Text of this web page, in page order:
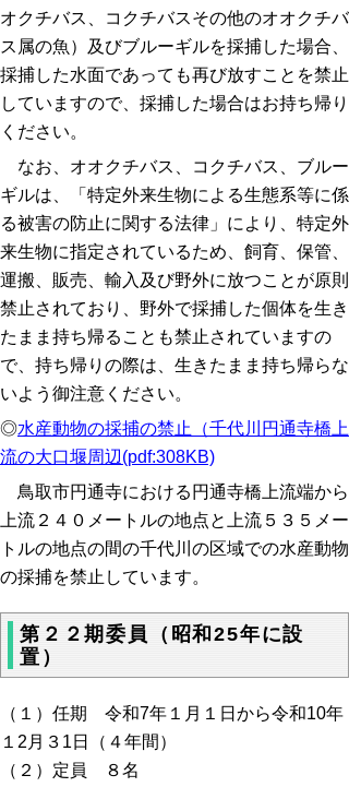
オクチバス、コクチバスその他のオオクチバ
ス属の魚）及びブルーギルを採捕した場合、
採捕した水面であっても再び放すことを禁止
していますので、採捕した場合はお持ち帰り
ください。
なお、オオクチバス、コクチバス、ブルー
ギルは、「特定外来生物による生態系等に係
る被害の防止に関する法律」により、特定外
来生物に指定されているため、飼育、保管、
運搬、販売、輸入及び野外に放つことが原則
禁止されており、野外で採捕した個体を生き
たまま持ち帰ることも禁止されていますの
で、持ち帰りの際は、生きたまま持ち帰らな
いよう御注意ください。
◎水産動物の採捕の禁止（千代川円通寺橋上
流の大口堰周辺(pdf:308KB)
鳥取市円通寺における円通寺橋上流端から
上流２４０メートルの地点と上流５３５メー
トルの地点の間の千代川の区域での水産動物
の採捕を禁止しています。
第２２期委員（昭和25年に設
置）
（１）任期 令和7年１月１日から令和10年
１2月３1日（４年間）
（２）定員 ８名